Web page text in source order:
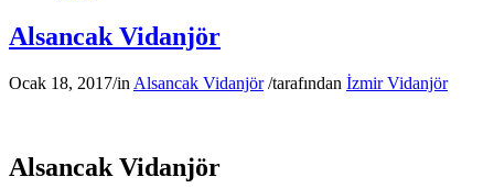
Alsancak Vidanjör
Ocak 18, 2017/in Alsancak Vidanjör /tarafından İzmir Vidanjör
Alsancak Vidanjör